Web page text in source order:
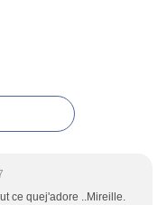
ce quej'adore ..Mireille.